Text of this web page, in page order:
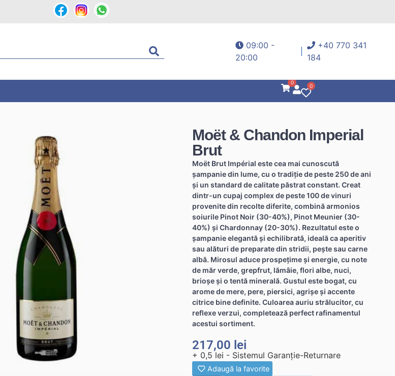
09:00 -
20:00
+40 770 341
184
0
0
Moët & Chandon Imperial
Brut
Moët Brut Impérial este cea mai cunoscută
șampanie din lume, cu o tradiție de peste 250 de ani
și un standard de calitate păstrat constant. Creat
dintr-un cupaj complex de peste 100 de vinuri
provenite din recolte diferite, combină armonios
soiurile Pinot Noir (30-40%), Pinot Meunier (30-
40%) și Chardonnay (20-30%). Rezultatul este o
șampanie elegantă și echilibrată, ideală ca aperitiv
sau alături de preparate din stridii, pește sau carne
albă. Mirosul aduce prospețime și energie, cu note
de măr verde, grepfrut, lămâie, flori albe, nuci,
brioșe și o tentă minerală. Gustul este bogat, cu
arome de mere, pere, piersici, agrișe și accente
citrice bine definite. Culoarea auriu strălucitor, cu
reflexe verzui, completează perfect rafinamentul
acestui sortiment.
217,00 lei
+ 0,5 lei - Sistemul Garanție-Returnare
Adaugă la favorite